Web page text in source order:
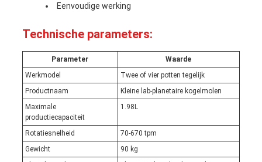
Eenvoudige werking
Technische parameters:
Parameter
Waarde
Werkmodel
Twee of vier potten tegelijk
Productnaam
Kleine lab-planetaire kogelmolen
Maximale
productiecapaciteit
1.98L
Rotatiesnelheid
70-670 tpm
Gewicht
90 kg